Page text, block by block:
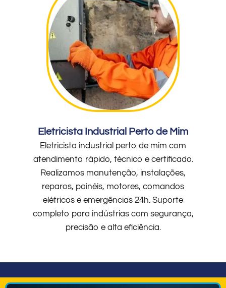
Eletricista Industrial Perto de Mim
Eletricista industrial perto de mim com
atendimento rápido, técnico e certificado.
Realizamos manutenção, instalações,
reparos, painéis, motores, comandos
elétricos e emergências 24h. Suporte
completo para indústrias com segurança,
precisão e alta eficiência.